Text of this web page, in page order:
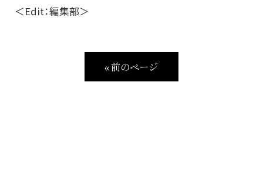
＜Edit：編集部＞
« 前のページ